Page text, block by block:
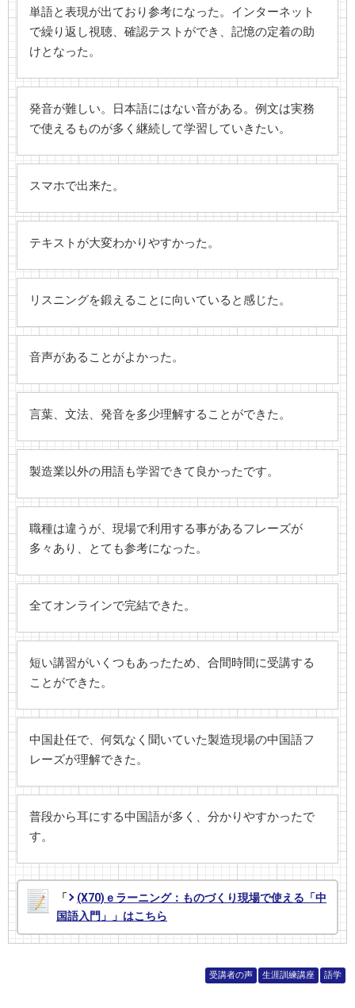
単語と表現が出ており参考になった。インターネット
で繰り返し視聴、確認テストができ、記憶の定着の助
けとなった。
発音が難しい。日本語にはない音がある。例文は実務
で使えるものが多く継続して学習していきたい。
スマホで出来た。
テキストが大変わかりやすかった。
リスニングを鍛えることに向いていると感じた。
音声があることがよかった。
言葉、文法、発音を多少理解することができた。
製造業以外の用語も学習できて良かったです。
職種は違うが、現場で利用する事があるフレーズが
多々あり、とても参考になった。
全てオンラインで完結できた。
短い講習がいくつもあったため、合間時間に受講する
ことができた。
中国赴任で、何気なく聞いていた製造現場の中国語フ
レーズが理解できた。
普段から耳にする中国語が多く、分かりやすかったで
す。
「
(X70)ｅラーニング：ものづくり現場で使える「中
国語入門」」はこちら
受講者の声 生涯訓練講座 語学